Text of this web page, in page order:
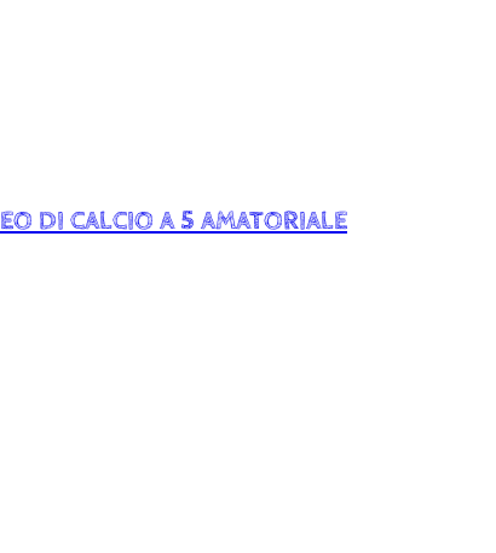
DI CALCIO A 5 AMATORIALE